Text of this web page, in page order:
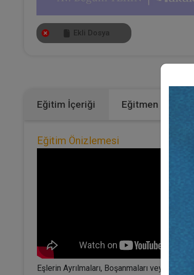
Ekli Dosya
Eğitim İçeriği Eğitmen
Eğitim Önizlemesi
Eşlerin Ayrılmaları, Boşanmaları veya